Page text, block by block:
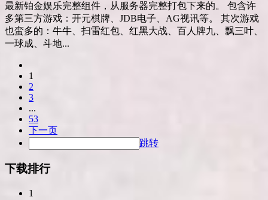
最新铂金娱乐完整组件，从服务器完整打包下来的。 包含许
多第三方游戏：开元棋牌、JDB电子、AG视讯等。 其次游戏
也蛮多的：牛牛、扫雷红包、红黑大战、百人牌九、飘三叶、
一球成、斗地...
1
2
3
...
53
下一页
跳转
下载排行
1